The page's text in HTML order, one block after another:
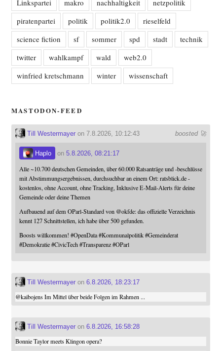
Linkspartei makro nachhaltigkeit
netzpolitik
piratenpartei
politik politik2.0
rieselfeld
science fiction
sf sommer spd stadt
technik
twitter
wahlkampf wald
web2.0
winfried kretschmann
winter wissenschaft
MASTODON-FEED
boosted 🚀
Till Westermayeron 7.8.2026, 10:12:43
Haplo on 5.8.2026, 08:21:17
Alle ~10.700 deutschen Gemeinden, über 60.000 Ratsanträge und -beschlüsse
mit Abstimmungsergebnissen, durchsuchbar an einem Ort: ratsblick.de -
kostenlos, ohne Account, ohne Tracking, Inklusive E-Mail-Alerts für deine
Gemeinde oder deine Themen
Aufbauend auf dem OParl-Standard von @okfde: das offizielle Verzeichnis
kennt 127 Schnittstellen, ich habe über 500 gefunden.
Boosts willkommen! #OpenData #Kommunalpolitik #Gemeinderat
#Demokratie #CivicTech #Transparenz #OParl
Till Westermayeron 6.8.2026, 18:23:17
@kaibojensIm Mittel über beide Folgen im Rahmen ...
Till Westermayeron 6.8.2026, 16:58:28
Bonnie Taylor meets Klingon opera?